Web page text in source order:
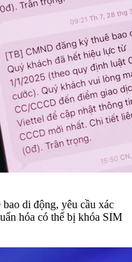
di động, yêu cầu xác
hóa có thể bị khóa SIM